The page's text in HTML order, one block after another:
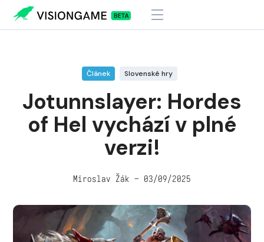
Článek Slovenské hry
Jotunnslayer: Hordes
of Hel vychází v plné
verzi!
Miroslav Žák – 03/09/2025